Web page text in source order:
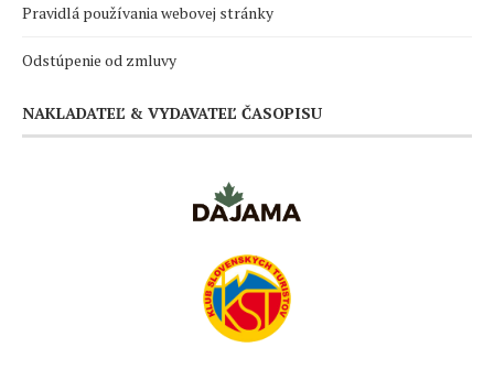
Pravidlá používania webovej stránky
Odstúpenie od zmluvy
NAKLADATEĽ & VYDAVATEĽ ČASOPISU